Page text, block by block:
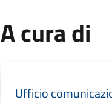
A cura di
Ufficio